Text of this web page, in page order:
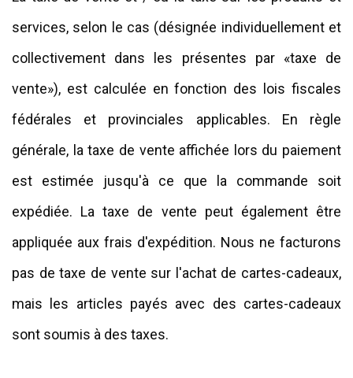
services, selon le cas (désignée individuellement et
collectivement dans les présentes par «taxe de
vente»), est calculée en fonction des lois fiscales
fédérales et provinciales applicables. En règle
générale, la taxe de vente affichée lors du paiement
est estimée jusqu'à ce que la commande soit
expédiée. La taxe de vente peut également être
appliquée aux frais d'expédition. Nous ne facturons
pas de taxe de vente sur l'achat de cartes-cadeaux,
mais les articles payés avec des cartes-cadeaux
sont soumis à des taxes.